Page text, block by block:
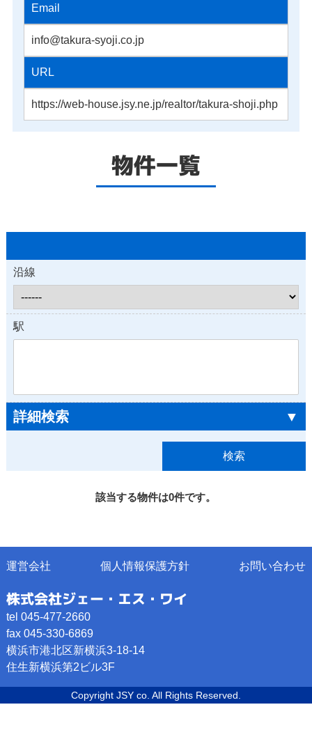
Email
info@takura-syoji.co.jp
URL
https://web-house.jsy.ne.jp/realtor/takura-shoji.php
物件一覧
沿線
駅
詳細検索 ▼
該当する物件は0件です。
運営会社 個人情報保護方針 お問い合わせ
株式会社ジェー・エス・ワイ
tel 045-477-2660
fax 045-330-6869
横浜市港北区新横浜3-18-14
住生新横浜第2ビル3F
Copyright JSY co. All Rights Reserved.